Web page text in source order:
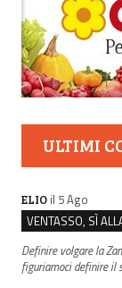
ULTIMI
ELIO il 5 Ago
Definire volgare la
figuriamoci definire il